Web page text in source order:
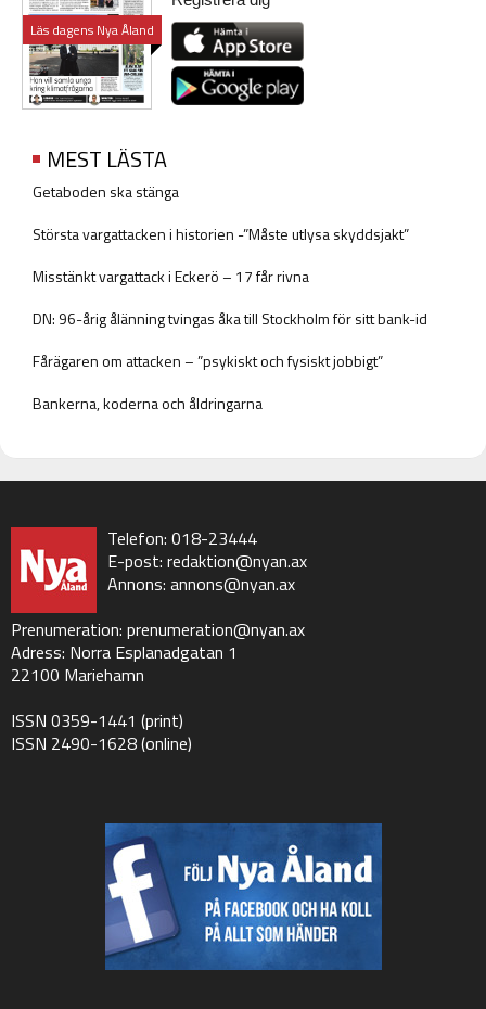
Läs dagens Nya Åland
MEST LÄSTA
Getaboden ska stänga
Största vargattacken i historien -”Måste utlysa skyddsjakt”
Misstänkt vargattack i Eckerö – 17 får rivna
DN: 96-årig ålänning tvingas åka till Stockholm för sitt bank-id
Fårägaren om attacken – ”psykiskt och fysiskt jobbigt”
Bankerna, koderna och åldringarna
Telefon: 018-23444
E-post: redaktion@nyan.ax
Annons: annons@nyan.ax
Prenumeration: prenumeration@nyan.ax
Adress: Norra Esplanadgatan 1
22100 Mariehamn
ISSN 0359-1441 (print)
ISSN 2490-1628 (online)